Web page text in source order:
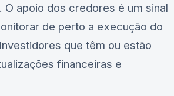
apoio dos credores é um sinal
de perto a execução do
que têm ou estão
financeiras e